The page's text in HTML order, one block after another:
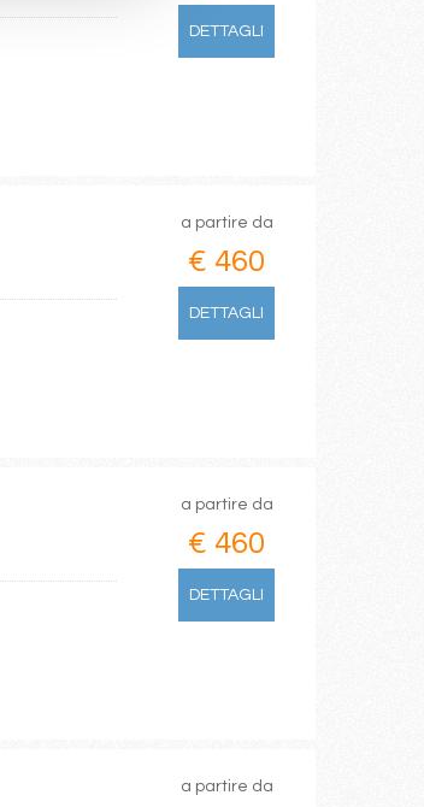
DETTAGLI
a partire da
€ 460
DETTAGLI
a partire da
€ 460
DETTAGLI
a partire da